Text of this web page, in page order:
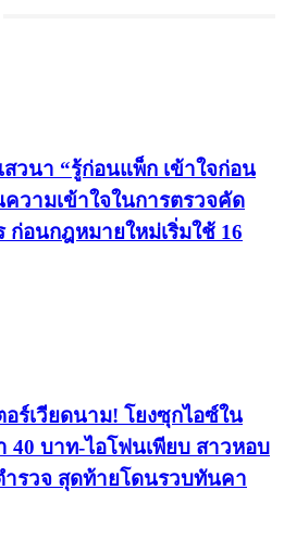
วนา “รู้ก่อนแพ็ก เข้าใจก่อน
วามเข้าใจในการตรวจคัด
ก่อนกฎหมายใหม่เริ่มใช้ 16
ร์เวียดนาม! โยงซุกไอซ์ใน
40 บาท-ไอโฟนเพียบ สาวหอบ
รวจ สุดท้ายโดนรวบทันคา